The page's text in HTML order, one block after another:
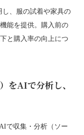
し、服の試着や家具の
能を提供。購入前の
と購入率の向上につ
をAIで分析し、
で収集・分析（ソー